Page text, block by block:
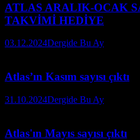
ATLAS ARALIK-OCAK
TAKVİMİ HEDİYE
03.12.2024Dergide Bu Ay
Atlas’ın Kasım sayısı çıktı
31.10.2024Dergide Bu Ay
Atlas'ın Mayıs sayısı çıktı